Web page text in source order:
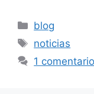
Categorías
blog
Etiquetas
noticias
1 comentario